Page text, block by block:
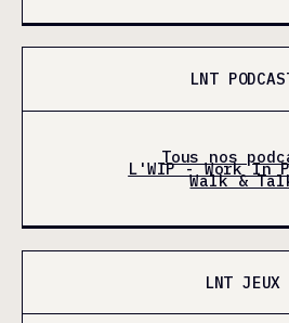
LNT
Tous nos
L'WIP - Work In
Walk &
LNT JEUX